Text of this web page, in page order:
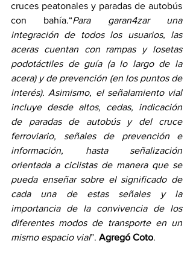
cruces peatonales y paradas de autobús
con bahía.“Para garan4zar una
integración de todos los usuarios, las
aceras cuentan con rampas y losetas
podotáctiles de guía (a lo largo de la
acera) y de prevención (en los puntos de
interés). Asimismo, el señalamiento vial
incluye desde altos, cedas, indicación
de paradas de autobús y del cruce
ferroviario, señales de prevención e
información, hasta señalización
orientada a ciclistas de manera que se
pueda enseñar sobre el significado de
cada una de estas señales y la
importancia de la convivencia de los
diferentes modos de transporte en un
mismo espacio vial”. Agregó Coto.